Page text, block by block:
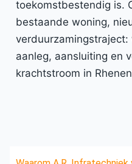
toekomstbestendig is.
bestaande woning,
aanleg, aansluiting en
krachtstroom in